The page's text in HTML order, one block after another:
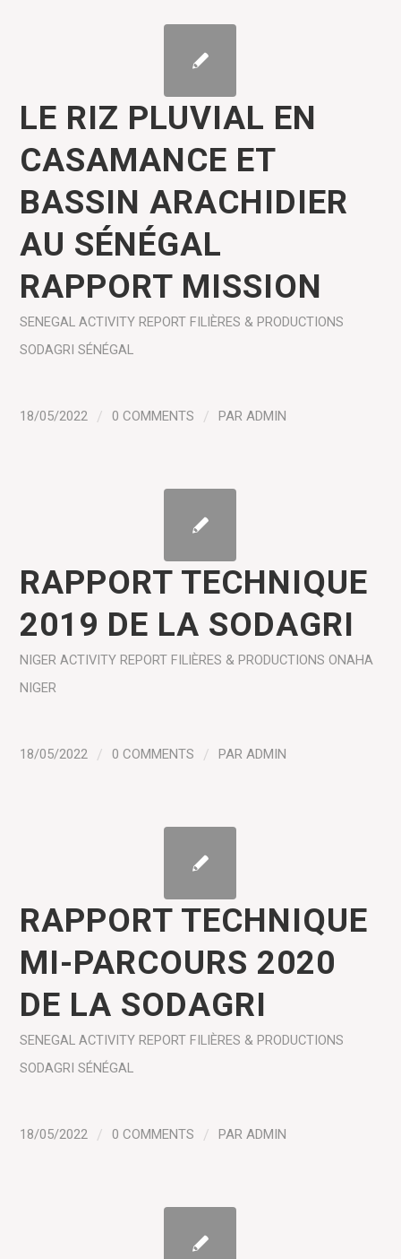
LE RIZ PLUVIAL EN
CASAMANCE ET
BASSIN ARACHIDIER
AU SÉNÉGAL
RAPPORT MISSION
SENEGAL ACTIVITY REPORT FILIÈRES & PRODUCTIONS
SODAGRI SÉNÉGAL
18/05/2022 / 0 COMMENTS / PARADMIN
RAPPORT TECHNIQUE
2019 DE LA SODAGRI
NIGER ACTIVITY REPORT FILIÈRES & PRODUCTIONS ONAHA
NIGER
18/05/2022 / 0 COMMENTS / PARADMIN
RAPPORT TECHNIQUE
MI-PARCOURS 2020
DE LA SODAGRI
SENEGAL ACTIVITY REPORT FILIÈRES & PRODUCTIONS
SODAGRI SÉNÉGAL
18/05/2022 / 0 COMMENTS / PARADMIN